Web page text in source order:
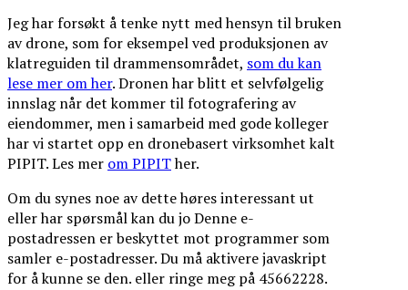
Jeg har forsøkt å tenke nytt med hensyn til bruken
av drone, som for eksempel ved produksjonen av
klatreguiden til drammensområdet, som du kan
lese mer om her. Dronen har blitt et selvfølgelig
innslag når det kommer til fotografering av
eiendommer, men i samarbeid med gode kolleger
har vi startet opp en dronebasert virksomhet kalt
PIPIT. Les mer om PIPITher.
Om du synes noe av dette høres interessant ut
eller har spørsmål kan du joDenne e-
postadressen er beskyttet mot programmer som
samler e-postadresser. Du må aktivere javaskript
for å kunne se den. eller ringe meg på 45662228.